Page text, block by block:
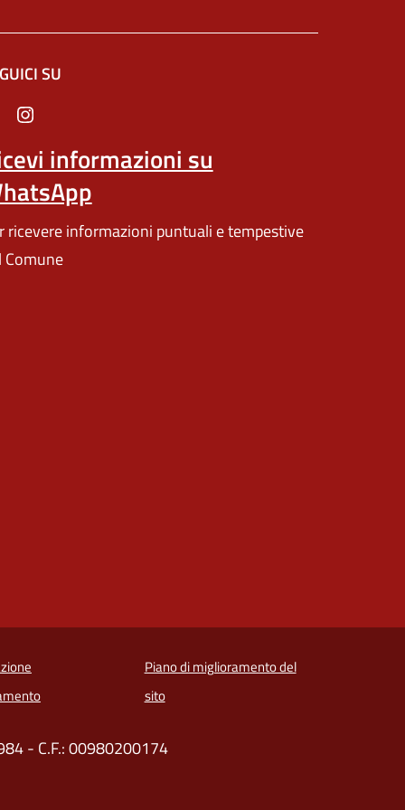
un'altra scheda).
SU
informazioni su
ricevere informazioni puntuali e tempestive
Comune
Piano di miglioramento del
sito
- C.F.: 00980200174